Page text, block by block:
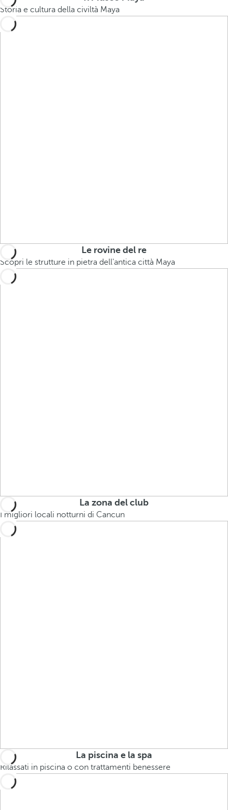
Storia e cultura della civiltà Maya
Le rovine del re
Scopri le strutture in pietra dell'antica città Maya
La zona del club
I migliori locali notturni di Cancun
La piscina e la spa
Rilassati in piscina o con trattamenti benessere